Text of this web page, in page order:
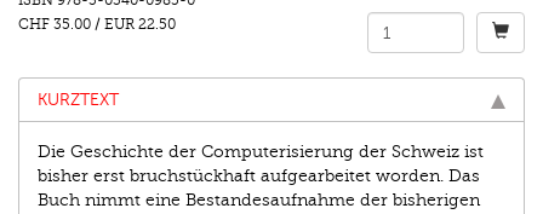
CHF 35.00 / EUR 22.50
KURZTEXT
Die Geschichte der Computerisierung der Schweiz ist
bisher erst bruchstückhaft aufgearbeitet worden. Das
Buch nimmt eine Bestandesaufnahme der bisherigen